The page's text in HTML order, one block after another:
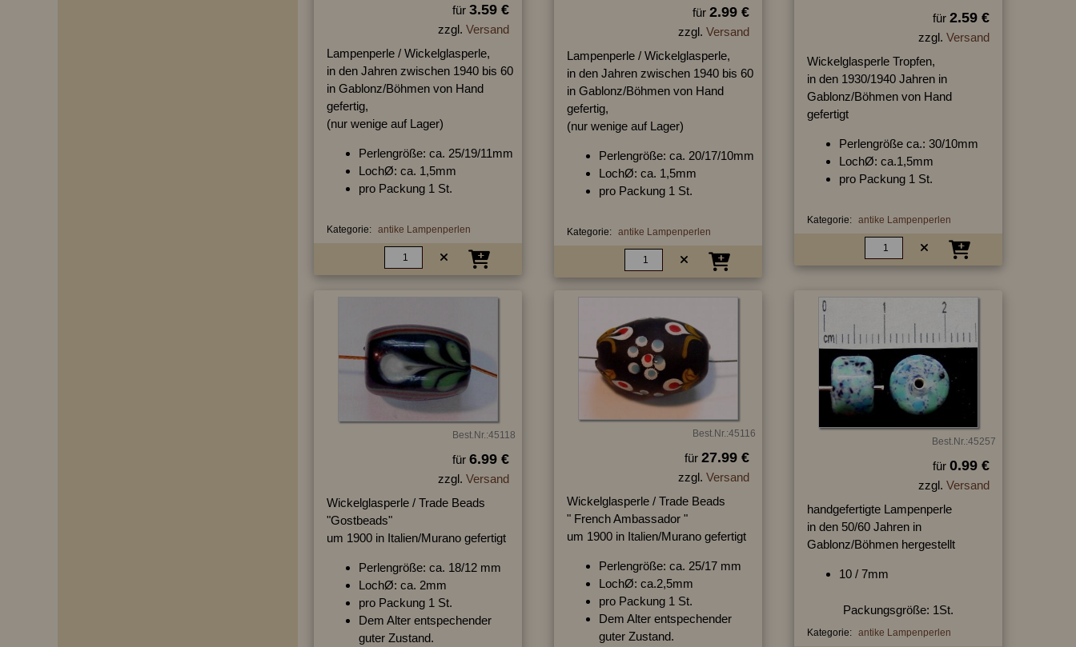
für 3.59 €
zzgl. Versand
Lampenperle / Wickelglasperle,
in den Jahren zwischen 1940 bis 60
in Gablonz/Böhmen von Hand
gefertig,
(nur wenige auf Lager)
Perlengröße: ca. 25/19/11mm
LochØ: ca. 1,5mm
pro Packung 1 St.
Kategorie: antike Lampenperlen
für 2.99 €
zzgl. Versand
Lampenperle / Wickelglasperle,
in den Jahren zwischen 1940 bis 60
in Gablonz/Böhmen von Hand
gefertig,
(nur wenige auf Lager)
Perlengröße: ca. 20/17/10mm
LochØ: ca. 1,5mm
pro Packung 1 St.
Kategorie: antike Lampenperlen
für 2.59 €
zzgl. Versand
Wickelglasperle Tropfen,
in den 1930/1940 Jahren in
Gablonz/Böhmen von Hand
gefertigt
Perlengröße ca.: 30/10mm
LochØ: ca.1,5mm
pro Packung 1 St.
Kategorie: antike Lampenperlen
Best.Nr.:45118
für 6.99 €
zzgl. Versand
Wickelglasperle / Trade Beads
"Gostbeads"
um 1900 in Italien/Murano gefertigt
Perlengröße: ca. 18/12 mm
LochØ: ca. 2mm
pro Packung 1 St.
Dem Alter entspechender
guter Zustand.
Best.Nr.:45116
für 27.99 €
zzgl. Versand
Wickelglasperle / Trade Beads
" French Ambassador "
um 1900 in Italien/Murano gefertigt
Perlengröße: ca. 25/17 mm
LochØ: ca.2,5mm
pro Packung 1 St.
Dem Alter entspechender
guter Zustand.
Best.Nr.:45257
für 0.99 €
zzgl. Versand
handgefertigte Lampenperle
in den 50/60 Jahren in
Gablonz/Böhmen hergestellt
10 / 7mm
Packungsgröße: 1St.
Kategorie: antike Lampenperlen